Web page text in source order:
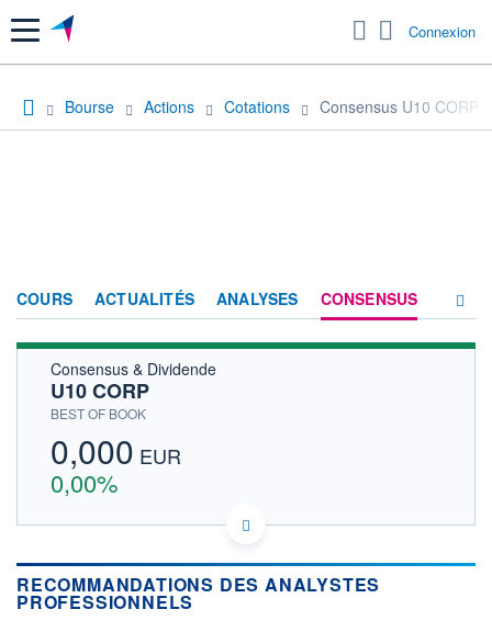
Menu Connexion
Bourse Actions Cotations Consensus U10 CORP
COURS ACTUALITÉS ANALYSES CONSENSUS
Consensus & Dividende
U10 CORP
BEST OF BOOK
0,000 EUR
0,00%
FR0000079147 FR0000079147
Politique d'exécution
Cotation sur les autres places
RECOMMANDATIONS DES ANALYSTES
PROFESSIONNELS